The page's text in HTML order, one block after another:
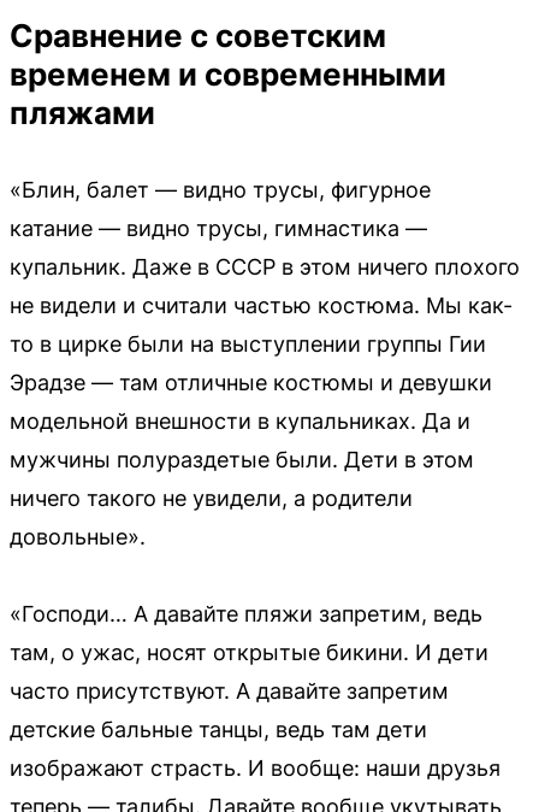
Сравнение с советским
временем и современными
пляжами
«Блин, балет — видно трусы, фигурное
катание — видно трусы, гимнастика —
купальник. Даже в СССР в этом ничего плохого
не видели и считали частью костюма. Мы как-
то в цирке были на выступлении группы Гии
Эрадзе — там отличные костюмы и девушки
модельной внешности в купальниках. Да и
мужчины полураздетые были. Дети в этом
ничего такого не увидели, а родители
довольные».
«Господи… А давайте пляжи запретим, ведь
там, о ужас, носят открытые бикини. И дети
часто присутствуют. А давайте запретим
детские бальные танцы, ведь там дети
изображают страсть. И вообще: наши друзья